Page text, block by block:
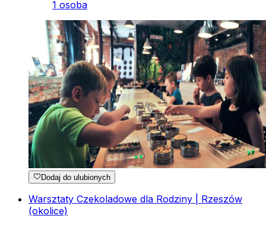
1 osoba
Dodaj do ulubionych
Warsztaty Czekoladowe dla Rodziny | Rzeszów
(okolice)